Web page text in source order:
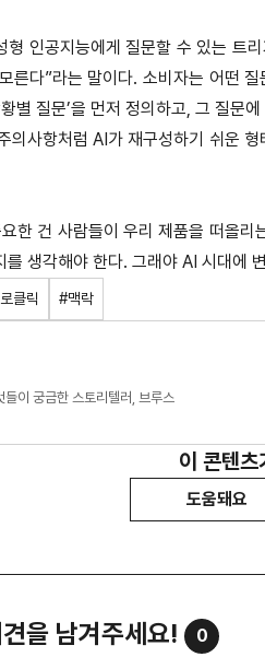
형 인공지능에게 질문할 수 있는 트
른다”라는 말이다. 소비자는 어떤
별 질문’을 먼저 정의하고, 그 질
의사항처럼 AI가 재구성하기 쉬운
한 건 사람들이 우리 제품을 떠올
를 생각해야 한다. 그래야 AI 시대에
클릭 #맥락
들이 궁금한 스토리텔러, 브루스
이 콘텐
도움돼요
을 남겨주세요! 0